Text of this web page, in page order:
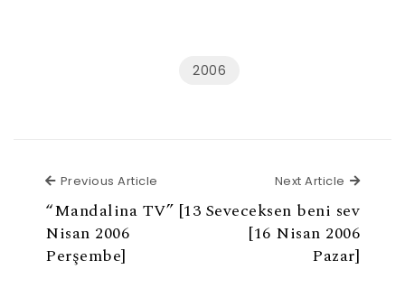
2006
Previous Article
“Mandalina TV” [13
Nisan 2006
Perşembe]
Next Article Next
Seveceksen beni sev
[16 Nisan 2006
Pazar]